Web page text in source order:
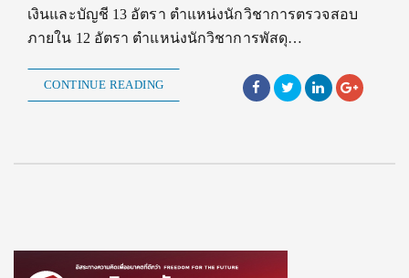
เงินและบัญชี 13 อัตรา ตำแหน่งนักวิชาการตรวจสอบ
ภายใน 12 อัตรา ตำแหน่งนักวิชาการพัสดุ…
CONTINUE READING